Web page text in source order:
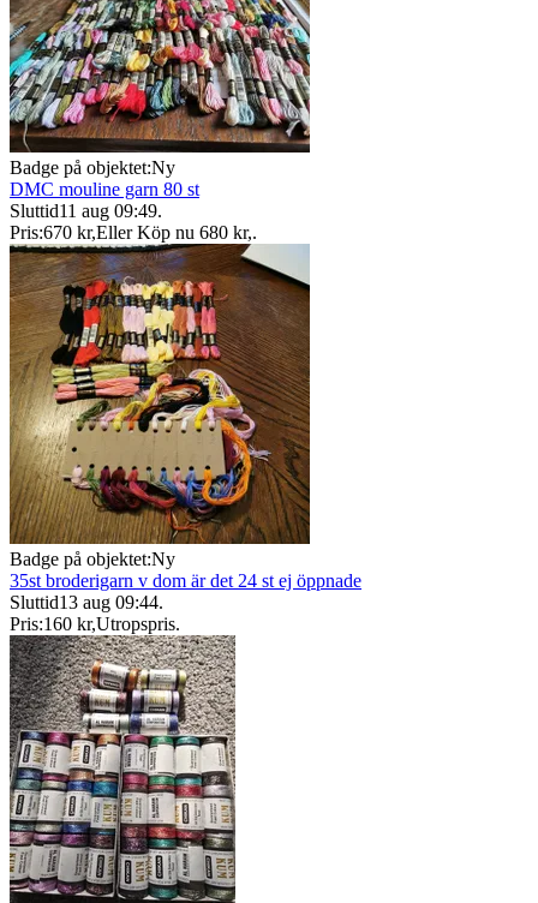
Badge på objektet:Ny
DMC mouline garn 80 st
Sluttid11 aug 09:49.
Pris:670 kr,Eller Köp nu 680 kr,.
Badge på objektet:Ny
35st broderigarn v dom är det 24 st ej öppnade
Sluttid13 aug 09:44.
Pris:160 kr,Utropspris.